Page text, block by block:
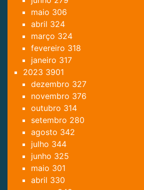
maio 306
abril 324
março 324
fevereiro 318
janeiro 317
2023 3901
dezembro 327
novembro 376
outubro 314
setembro 280
agosto 342
julho 344
junho 325
maio 301
abril 330